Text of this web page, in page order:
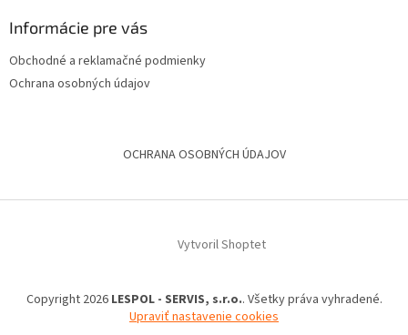
Informácie pre vás
Obchodné a reklamačné podmienky
Ochrana osobných údajov
OCHRANA OSOBNÝCH ÚDAJOV
Vytvoril Shoptet
Copyright 2026 LESPOL - SERVIS, s.r.o.. Všetky práva vyhradené.
Upraviť nastavenie cookies